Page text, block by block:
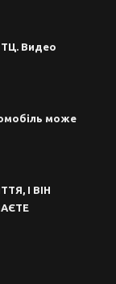
ТЦ. Видео
може
І ВІН